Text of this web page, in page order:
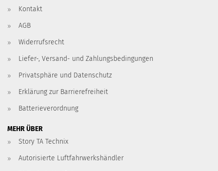
Kontakt
AGB
Widerrufsrecht
Liefer-, Versand- und Zahlungsbedingungen
Privatsphäre und Datenschutz
Erklärung zur Barrierefreiheit
Batterieverordnung
MEHR ÜBER
Story TA Technix
Autorisierte Luftfahrwerkshändler